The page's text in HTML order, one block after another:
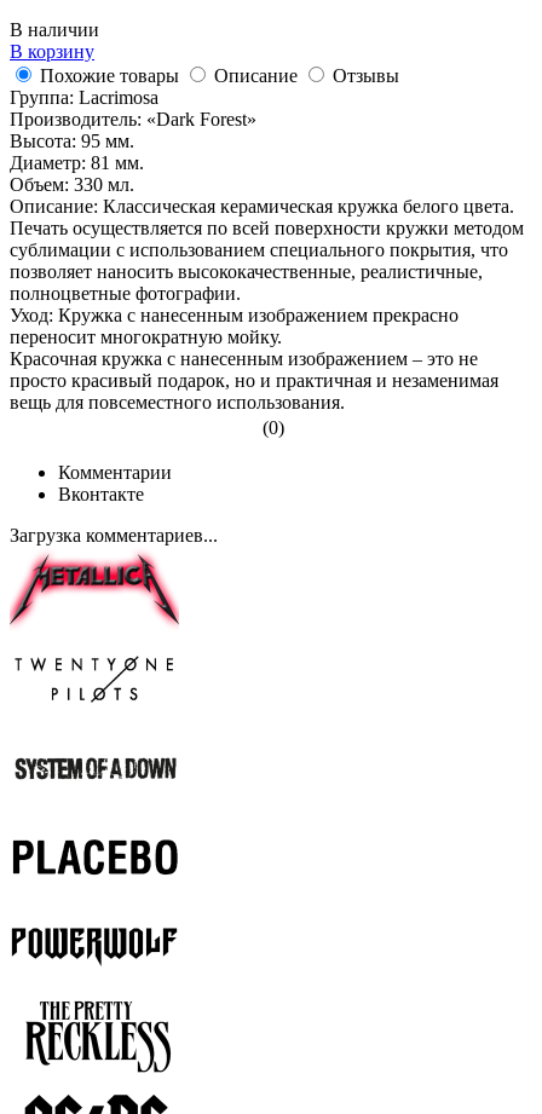
В наличии
В корзину
Похожие товары
Описание
Отзывы
Группа: Lacrimosa
Производитель: «Dark Forest»
Высота: 95 мм.
Диаметр: 81 мм.
Объем: 330 мл.
Описание: Классическая керамическая кружка белого цвета.
Печать осуществляется по всей поверхности кружки методом
сублимации с использованием специального покрытия, что
позволяет наносить высококачественные, реалистичные,
полноцветные фотографии.
Уход: Кружка с нанесенным изображением прекрасно
переносит многократную мойку.
Красочная кружка с нанесенным изображением – это не
просто красивый подарок, но и практичная и незаменимая
вещь для повсеместного использования.
(0)
Комментарии
Вконтакте
Загрузка комментариев...